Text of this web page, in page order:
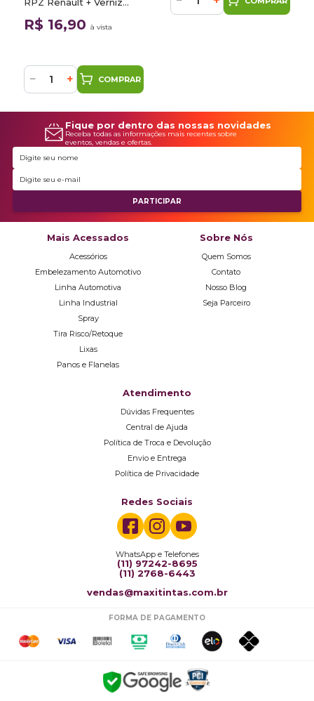
15ml
R$ 16,90 à vista
− + COMPRAR
Fique por dentro das nossas novidades
Receba todas as informações mais recentes sobre
eventos, vendas e ofertas.
Mais Acessados
Acessórios
Embelezamento Automotivo
Linha Automotiva
Linha Industrial
Spray
Tira Risco/Retoque
Lixas
Panos e Flanelas
Sobre Nós
Quem Somos
Contato
Nosso Blog
Seja Parceiro
Atendimento
Dúvidas Frequentes
Central de Ajuda
Política de Troca e Devolução
Envio e Entrega
Política de Privacidade
Redes Sociais
WhatsApp e Telefones
(11) 97242-8695
(11) 2768-6443
vendas@maxitintas.com.br
FORMA DE PAGAMENTO